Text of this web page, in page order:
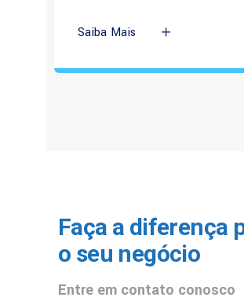
Saiba Mais
Faça a diferença
o seu negócio
Entre em contato conosco